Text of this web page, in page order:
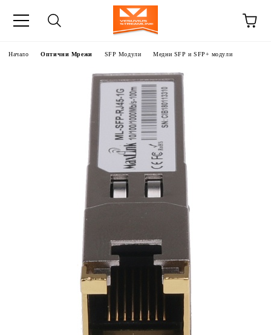
Начало Оптични Мрежи SFP Модули Медни SFP и SFP+ модули